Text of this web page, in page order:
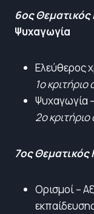
6ος Θεματικός
Ψυχαγωγία
Ελεύθερος
1ο
Ψυχαγωγία
2ο
7ος Θεματικός
Ορισμοί –